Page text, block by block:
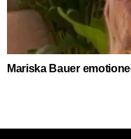
Mariska Bauer